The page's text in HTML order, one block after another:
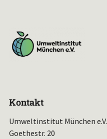
Kontakt
Umweltinstitut München e.V.
Goethestr. 20